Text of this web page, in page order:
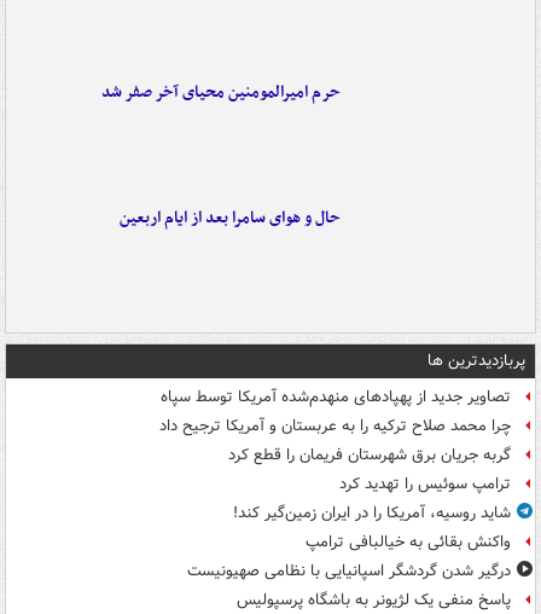
حرم امیرالمومنین محیای آخر صفر شد
حال و هوای سامرا بعد از ایام اربعین
پربازدیدترین ها
تصاویر جدید از پهپادهای منهدم‌شده آمریکا توسط سپاه
چرا محمد صلاح ترکیه را به عربستان و آمریکا ترجیح داد
گربه جریان برق شهرستان فریمان را قطع کرد
ترامپ سوئیس را تهدید کرد
شاید روسیه، آمریکا را در ایران زمین‌گیر کند!
واکنش بقائی به خیالبافی ترامپ
درگیر شدن گردشگر اسپانیایی با نظامی صهیونیست
پاسخ منفی یک لژیونر به باشگاه پرسپولیس